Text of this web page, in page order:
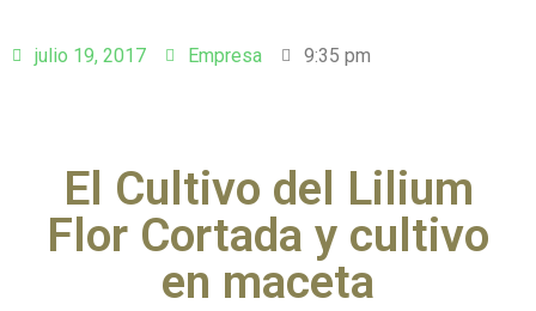
julio 19, 2017 Empresa 9:35 pm
El Cultivo del Lilium
Flor Cortada y cultivo
en maceta